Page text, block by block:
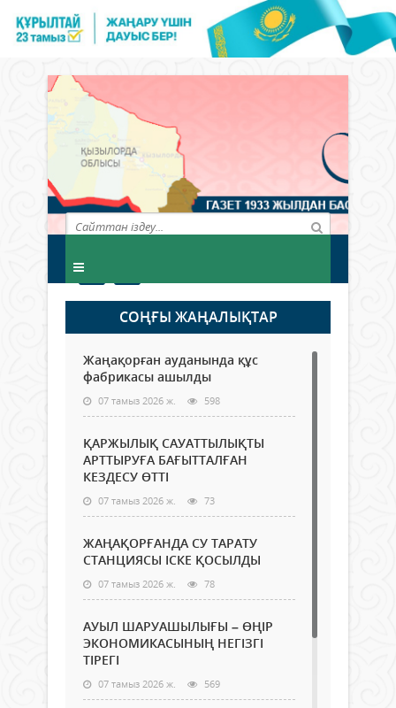
СОҢҒЫ ЖАҢАЛЫҚТАР
Жаңақорған ауданында құс
фабрикасы ашылды
07 тамыз 2026 ж. 598
ҚАРЖЫЛЫҚ САУАТТЫЛЫҚТЫ
АРТТЫРУҒА БАҒЫТТАЛҒАН
КЕЗДЕСУ ӨТТІ
07 тамыз 2026 ж. 73
ЖАҢАҚОРҒАНДА СУ ТАРАТУ
СТАНЦИЯСЫ ІСКЕ ҚОСЫЛДЫ
07 тамыз 2026 ж. 78
АУЫЛ ШАРУАШЫЛЫҒЫ – ӨҢІР
ЭКОНОМИКАСЫНЫҢ НЕГІЗГІ
ТІРЕГІ
07 тамыз 2026 ж. 569